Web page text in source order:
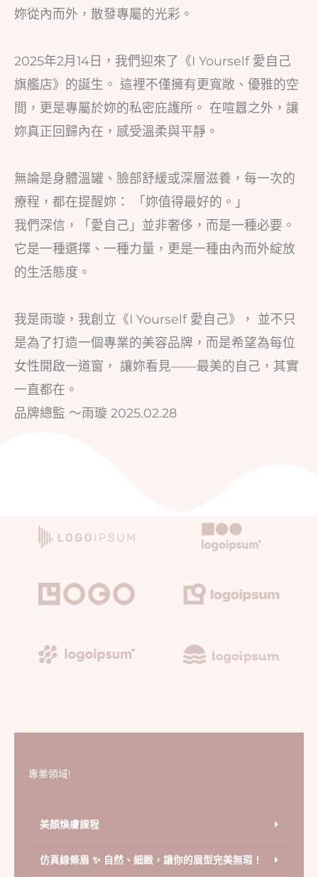
妳從內而外，散發專屬的光彩。
2025年2月14日，我們迎來了《I Yourself 愛自己
旗艦店》的誕生。 這裡不僅擁有更寬敞、優雅的空
間，更是專屬於妳的私密庇護所。 在喧囂之外，讓
妳真正回歸內在，感受溫柔與平靜。
無論是身體溫罐、臉部舒緩或深層滋養，每一次的
療程，都在提醒妳： 「妳值得最好的。」
我們深信，「愛自己」並非奢侈，而是一種必要。
它是一種選擇、一種力量，更是一種由內而外綻放
的生活態度。
我是雨璇，我創立《I Yourself 愛自己》， 並不只
是為了打造一個專業的美容品牌，而是希望為每位
女性開啟一道窗， 讓妳看見——最美的自己，其實
一直都在。
品牌總監 ～雨璇 2025.02.28
專業領域!
美顏煥膚課程
仿真線條眉 ✨ 自然、細緻，讓你的眉型完美無瑕！